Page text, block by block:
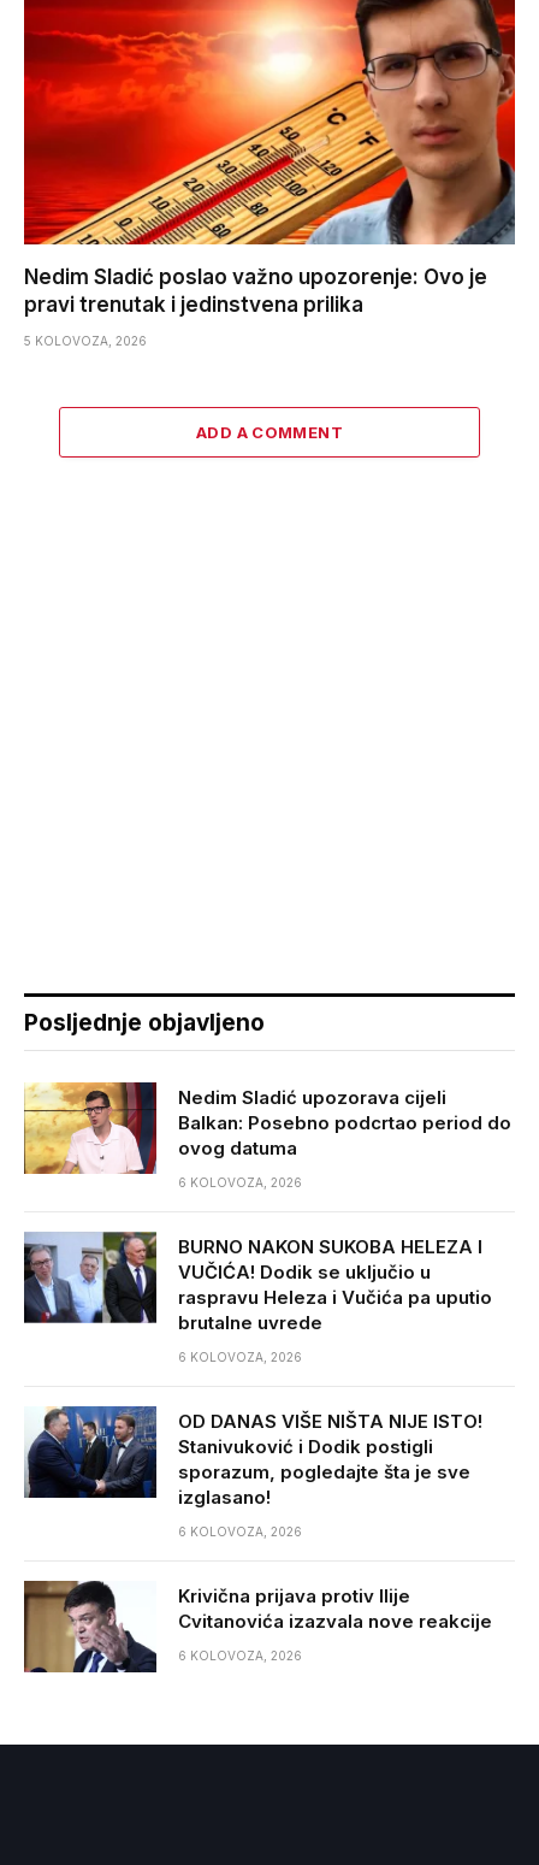
Nedim Sladić poslao važno upozorenje: Ovo je
pravi trenutak i jedinstvena prilika
5 KOLOVOZA, 2026
ADD A COMMENT
Posljednje objavljeno
Nedim Sladić upozorava cijeli
Balkan: Posebno podcrtao period do
ovog datuma
6 KOLOVOZA, 2026
BURNO NAKON SUKOBA HELEZA I
VUČIĆA! Dodik se uključio u
raspravu Heleza i Vučića pa uputio
brutalne uvrede
6 KOLOVOZA, 2026
OD DANAS VIŠE NIŠTA NIJE ISTO!
Stanivuković i Dodik postigli
sporazum, pogledajte šta je sve
izglasano!
6 KOLOVOZA, 2026
Krivična prijava protiv Ilije
Cvitanovića izazvala nove reakcije
6 KOLOVOZA, 2026